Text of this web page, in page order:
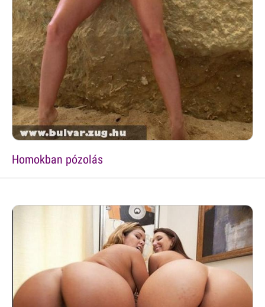
Homokban pózolás